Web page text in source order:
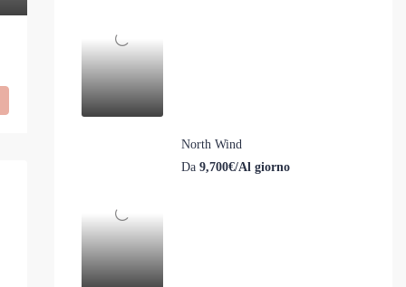
North Wind
Da 9,700€/Al giorno